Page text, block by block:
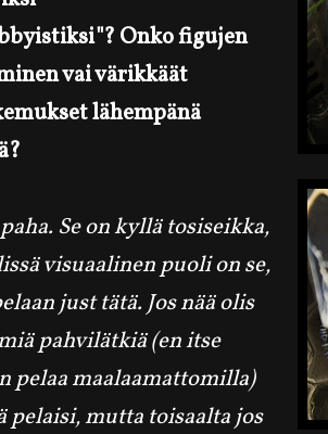
Onko figujen
vai värikkäät
lähempänä
Se on kyllä tosiseikka,
visuaalinen puoli on se,
just tätä. Jos nää olis
pahvilätkiä (en itse
pelaa maalaamattomilla)
pelaisi, mutta toisaalta jos